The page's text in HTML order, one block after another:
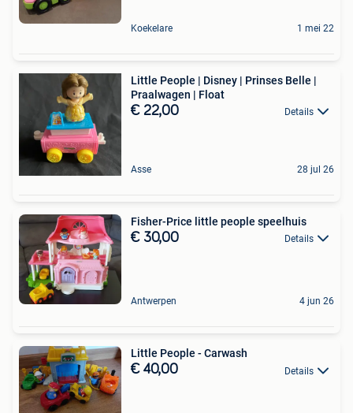
Koekelare 1 mei 22
Little People | Disney | Prinses Belle |
Praalwagen | Float
€ 22,00 Details
Asse 28 jul 26
Fisher-Price little people speelhuis
€ 30,00 Details
Antwerpen 4 jun 26
Little People - Carwash
€ 40,00 Details